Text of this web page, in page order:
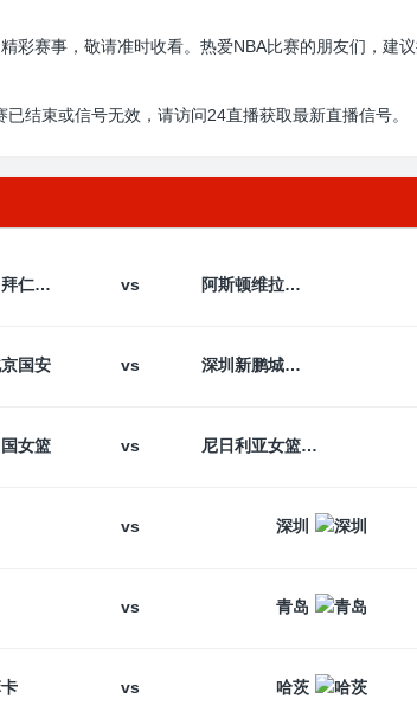
彩赛事，敬请准时收看。热爱NBA比赛的朋友们，建
结束或信号无效，请访问24直播获取最新直播信号。
拜仁慕尼黑 vs 阿斯顿维拉
国安 vs 深圳新鹏城
女篮 vs 尼日利亚女篮
vs 深圳
vs 青岛
vs 哈茨